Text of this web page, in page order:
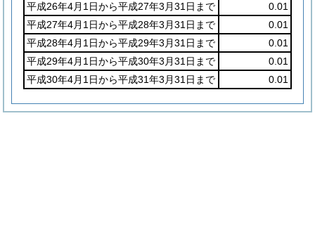
平成26年4月1日から平成27年3月31日まで
0.01
平成27年4月1日から平成28年3月31日まで
0.01
平成28年4月1日から平成29年3月31日まで
0.01
平成29年4月1日から平成30年3月31日まで
0.01
平成30年4月1日から平成31年3月31日まで
0.01